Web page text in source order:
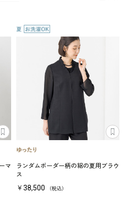
マ
ランダムボーダー柄の絽の夏用ブラウ
ス
￥38,500 （税込）